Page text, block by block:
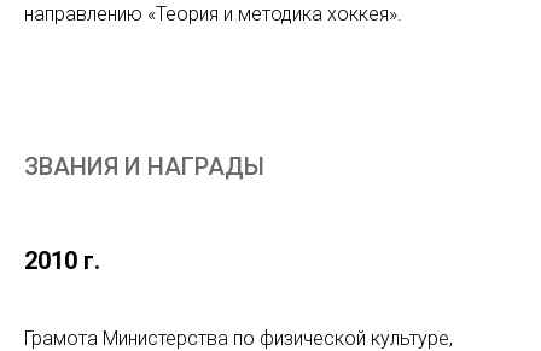
направлению «Теория и методика хоккея».
ЗВАНИЯ И НАГРАДЫ
2010 г.
Грамота Министерства по физической культуре,